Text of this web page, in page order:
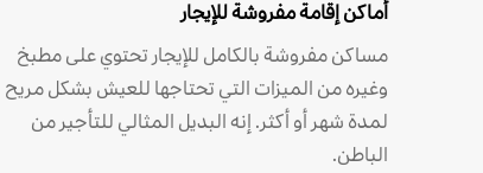
أماكن إقامة مفروشة للإيجار
مساكن مفروشة بالكامل للإيجار تحتوي على مطبخ
وغيره من الميزات التي تحتاجها للعيش بشكل مريح
لمدة شهر أو أكثر. إنه البديل المثالي للتأجير من
الباطن.